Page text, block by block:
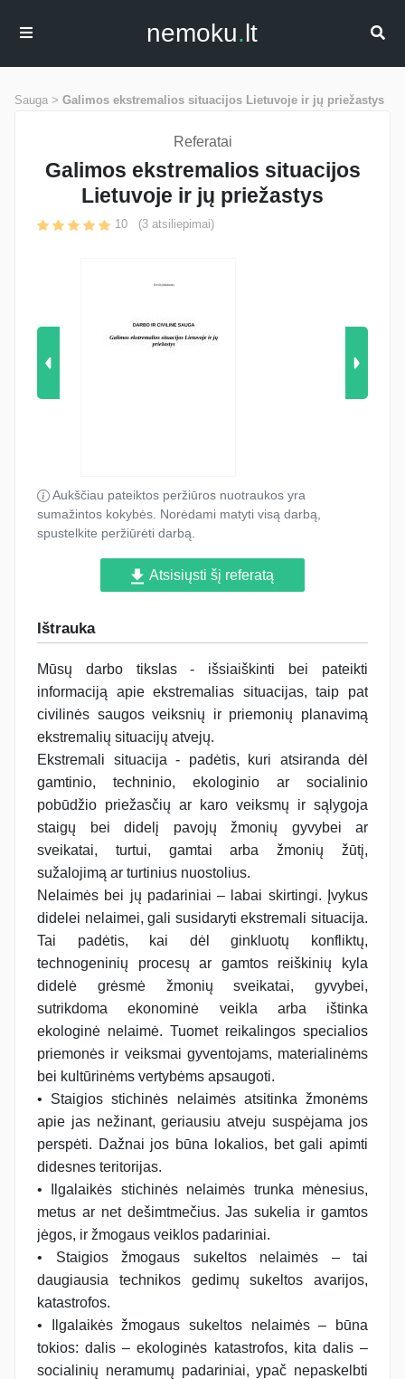
nemoku.lt
Sauga > Galimos ekstremalios situacijos Lietuvoje ir jų priežastys
Referatai
Galimos ekstremalios situacijos
Lietuvoje ir jų priežastys
10 (3 atsiliepimai)
Aukščiau pateiktos peržiūros nuotraukos yra
sumažintos kokybės. Norėdami matyti visą darbą,
spustelkite peržiūrėti darbą.
Atsisiųsti šį referatą
Ištrauka
Mūsų darbo tikslas - išsiaiškinti bei pateikti
informaciją apie ekstremalias situacijas, taip pat
civilinės saugos veiksnių ir priemonių planavimą
ekstremalių situacijų atvejų.
Ekstremali situacija - padėtis, kuri atsiranda dėl
gamtinio, techninio, ekologinio ar socialinio
pobūdžio priežasčių ar karo veiksmų ir sąlygoja
staigų bei didelį pavojų žmonių gyvybei ar
sveikatai, turtui, gamtai arba žmonių žūtį,
sužalojimą ar turtinius nuostolius.
Nelaimės bei jų padariniai – labai skirtingi. Įvykus
didelei nelaimei, gali susidaryti ekstremali situacija.
Tai padėtis, kai dėl ginkluotų konfliktų,
technogeninių procesų ar gamtos reiškinių kyla
didelė grėsmė žmonių sveikatai, gyvybei,
sutrikdoma ekonominė veikla arba ištinka
ekologinė nelaimė. Tuomet reikalingos specialios
priemonės ir veiksmai gyventojams, materialinėms
bei kultūrinėms vertybėms apsaugoti.
• Staigios stichinės nelaimės atsitinka žmonėms
apie jas nežinant, geriausiu atveju suspėjama jos
perspėti. Dažnai jos būna lokalios, bet gali apimti
didesnes teritorijas.
• Ilgalaikės stichinės nelaimės trunka mėnesius,
metus ar net dešimtmečius. Jas sukelia ir gamtos
jėgos, ir žmogaus veiklos padariniai.
• Staigios žmogaus sukeltos nelaimės – tai
daugiausia technikos gedimų sukeltos avarijos,
katastrofos.
• Ilgalaikės žmogaus sukeltos nelaimės – būna
tokios: dalis – ekologinės katastrofos, kita dalis –
socialinių neramumų padariniai, ypač nepaskelbti